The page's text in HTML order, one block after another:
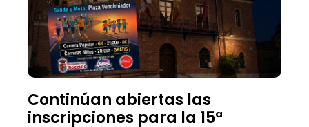
Continúan abiertas las
inscripciones para la 15ª